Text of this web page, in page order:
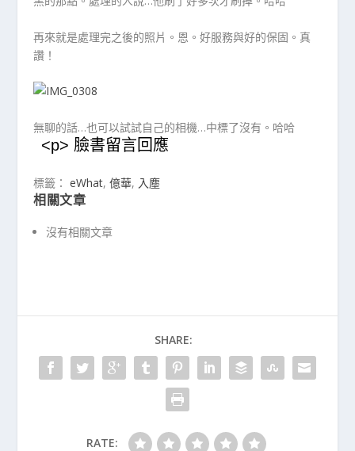
再來就是處理完之後的照片。恩。好服務與好的保固。真
讚！
無聊的話…也可以試試自己的相機…中標了沒有。哈哈
<p> 臉書留言回應
標籤：eWhat,億華, 入塵
相關文章
沒有相關文章
SHARE:
RATE: